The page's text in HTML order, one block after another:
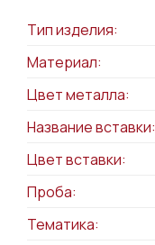
Тип изделия:
Материал:
Цвет металла:
Название вставки:
Цвет вставки:
Проба:
Тематика: